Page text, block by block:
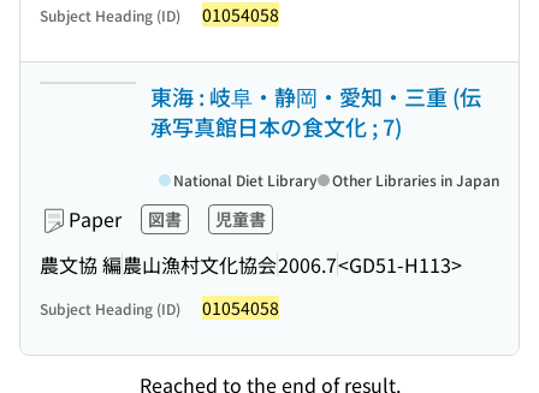
Subject Heading (ID) 01054058
東海 : 岐阜・静岡・愛知・三重 (伝
承写真館日本の食文化 ; 7)
Paper 図書 児童書
農文協 編農山漁村文化協会2006.7<GD51-H113>
National Diet Library Other Libraries in Japan
Subject Heading (ID) 01054058
Reached to the end of result.